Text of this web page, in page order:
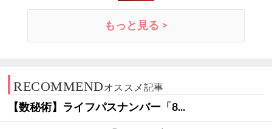
もっと見る >
RECOMMENDオススメ記事
【数秘術】ライフパスナンバー「8...